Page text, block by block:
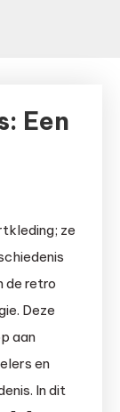
Een
ze
de retro
Deze
aan
en
In dit